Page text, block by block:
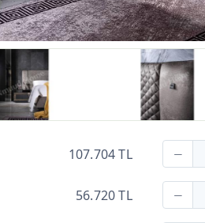
107.704 TL
56.720 TL